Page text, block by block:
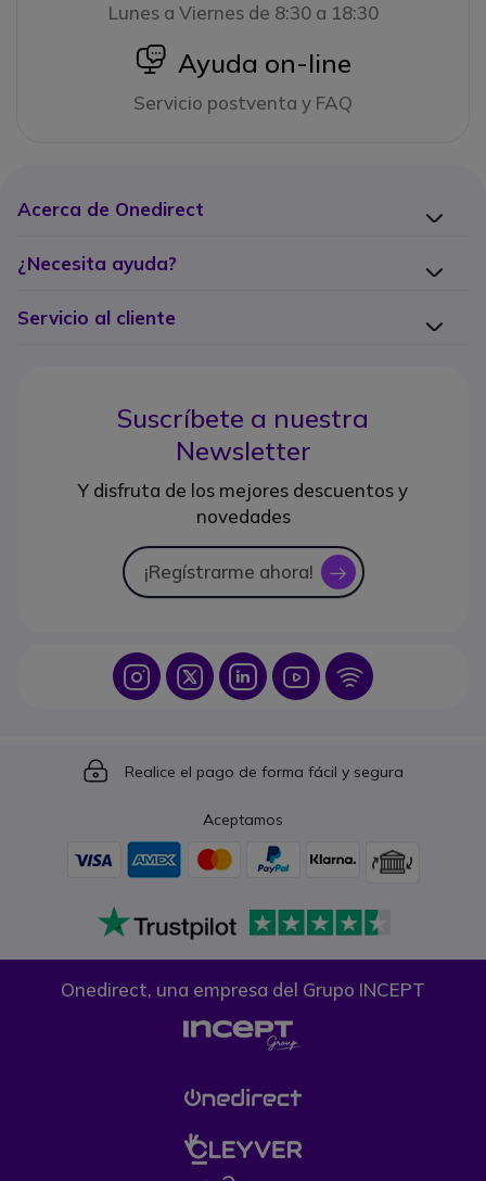
Lunes a Viernes de 8:30 a 18:30
icon
Ayuda on-line
Servicio postventa y FAQ
Acerca de Onedirect
¿Necesita ayuda?
Servicio al cliente
Suscríbete a nuestra
Newsletter
Y disfruta de los mejores descuentos y
novedades
¡Regístrarme ahora! icon
Icon IconIcon Icon Icon
Icon
Realice el pago de forma fácil y segura
Aceptamos
Onedirect, una empresa del Grupo INCEPT